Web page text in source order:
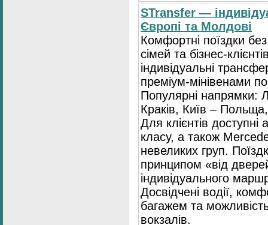
STransfer —
Європі та Молдові
Комфортні поїздки
сімей та бізнес-
індивідуальні
преміум-мінівенами
Популярні напрямки:
Краків, Київ –
Для клієнтів
класу, а також
невеликих груп.
принципом «від
індивідуального
Досвідчені водії,
багажем та
вокзалів.